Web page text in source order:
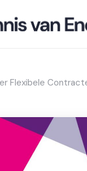
Flexibele